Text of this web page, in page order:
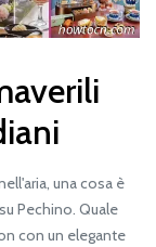
una cosa è
Pechino. Quale
con un elegante